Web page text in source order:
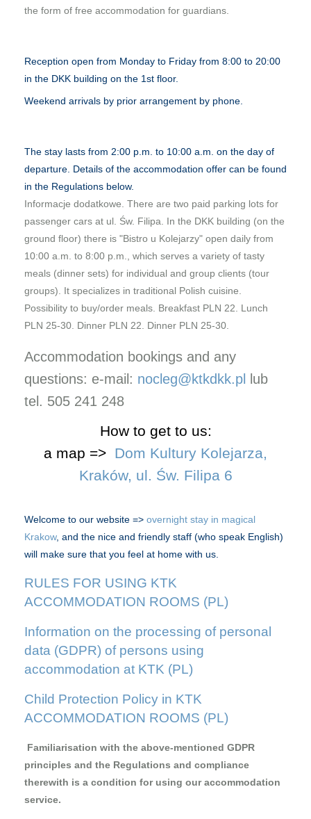
the form of free accommodation for guardians.
Reception open from Monday to Friday from 8:00 to 20:00
in the DKK building on the 1st floor.
Weekend arrivals by prior arrangement by phone.
The stay lasts from 2:00 p.m. to 10:00 a.m. on the day of
departure. Details of the accommodation offer can be found
in the Regulations below.
Informacje dodatkowe. There are two paid parking lots for
passenger cars at ul. Św. Filipa. In the DKK building (on the
ground floor) there is "Bistro u Kolejarzy" open daily from
10:00 a.m. to 8:00 p.m., which serves a variety of tasty
meals (dinner sets) for individual and group clients (tour
groups). It specializes in traditional Polish cuisine.
Possibility to buy/order meals. Breakfast PLN 22. Lunch
PLN 25-30. Dinner PLN 22. Dinner PLN 25-30.
Accommodation bookings and any
questions: e-mail: nocleg@ktkdkk.pl
lub
tel. 505 241 248
How to get to us:
a map => Dom Kultury Kolejarza,
Kraków, ul. Św. Filipa 6
Welcome to our website => overnight stay in magical
Krakow, and the nice and friendly staff (who speak English)
will make sure that you feel at home with us.
RULES FOR USING KTK
ACCOMMODATION ROOMS (PL)
Information on the processing of personal
data (GDPR) of persons using
accommodation at KTK (PL)
Child Protection Policy in KTK
ACCOMMODATION ROOMS (PL)
Familiarisation with the above-mentioned GDPR
principles and the Regulations and compliance
therewith is a condition for using our accommodation
service.